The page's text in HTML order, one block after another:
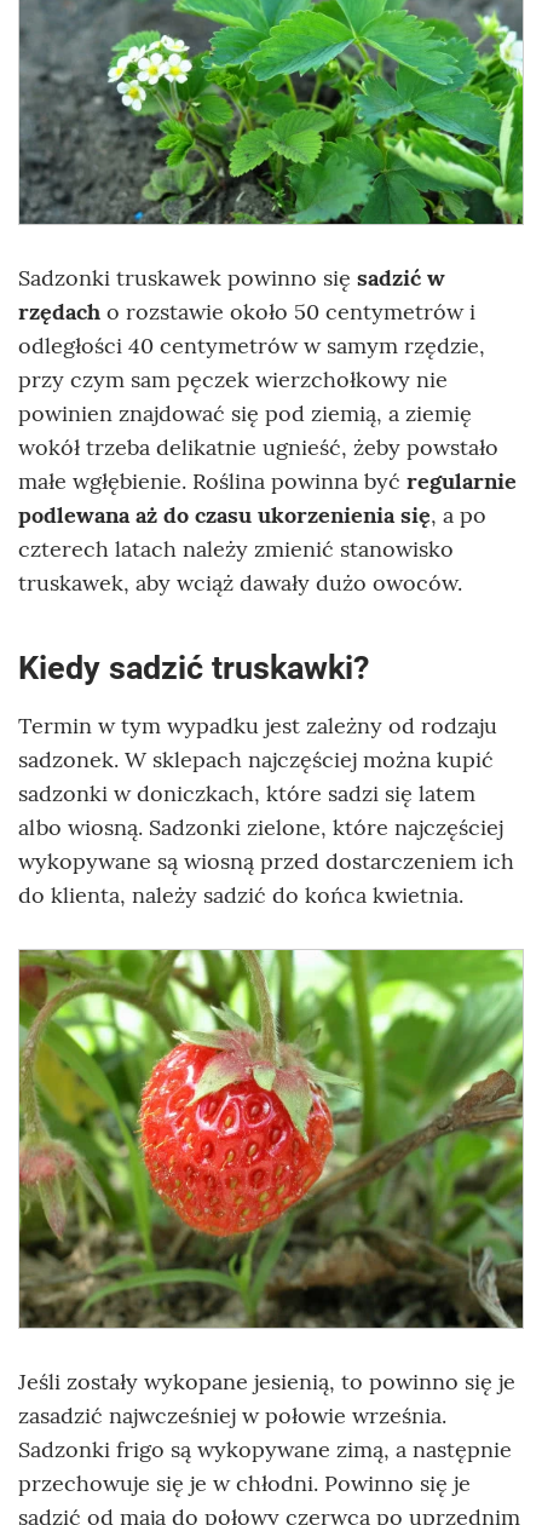
Sadzonki truskawek powinno się sadzić w
rzędach o rozstawie około 50 centymetrów i
odległości 40 centymetrów w samym rzędzie,
przy czym sam pęczek wierzchołkowy nie
powinien znajdować się pod ziemią, a ziemię
wokół trzeba delikatnie ugnieść, żeby powstało
małe wgłębienie. Roślina powinna być regularnie
podlewana aż do czasu ukorzenienia się, a po
czterech latach należy zmienić stanowisko
truskawek, aby wciąż dawały dużo owoców.
Kiedy sadzić truskawki?
Termin w tym wypadku jest zależny od rodzaju
sadzonek. W sklepach najczęściej można kupić
sadzonki w doniczkach, które sadzi się latem
albo wiosną. Sadzonki zielone, które najczęściej
wykopywane są wiosną przed dostarczeniem ich
do klienta, należy sadzić do końca kwietnia.
Jeśli zostały wykopane jesienią, to powinno się je
zasadzić najwcześniej w połowie września.
Sadzonki frigo są wykopywane zimą, a następnie
przechowuje się je w chłodni. Powinno się je
sadzić od maja do połowy czerwca po uprzednim